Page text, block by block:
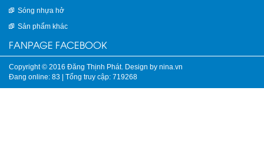
Sóng nhựa hở
Sản phẩm khác
FANPAGE FACEBOOK
Copyright © 2016 Đăng Thịnh Phát. Design by nina.vn
Đang online: 83 | Tổng truy cập: 719268